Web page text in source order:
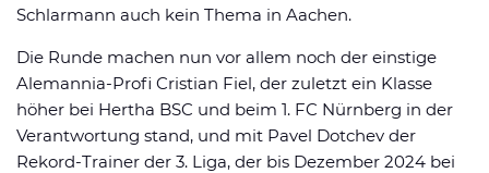
Schlarmann auch kein Thema in Aachen.
Die Runde machen nun vor allem noch der einstige
Alemannia-Profi Cristian Fiel, der zuletzt ein Klasse
höher bei Hertha BSC und beim 1. FC Nürnberg in der
Verantwortung stand, und mit Pavel Dotchev der
Rekord-Trainer der 3. Liga, der bis Dezember 2024 bei